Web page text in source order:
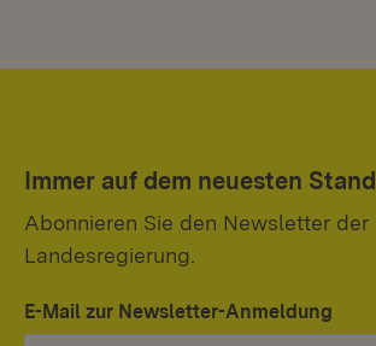
Immer auf dem neuesten Stand
Abonnieren Sie den Newsletter der
Landesregierung.
E-Mail zur Newsletter-Anmeldung